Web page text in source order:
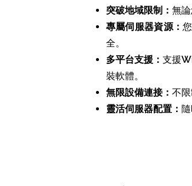
突破地域限制： 無
專屬伺服器資源：
全。
多平台支援：支援
裝軟體。
無限設備連接： 不
靈活伺服器配置：